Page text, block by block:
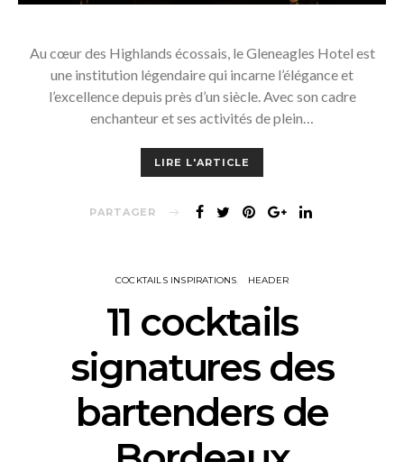
Au cœur des Highlands écossais, le Gleneagles Hotel est
une institution légendaire qui incarne l’élégance et
l’excellence depuis près d’un siècle. Avec son cadre
enchanteur et ses activités de plein…
LIRE L'ARTICLE
PARTAGER
COCKTAILS INSPIRATIONS HEADER
11 cocktails
signatures des
bartenders de